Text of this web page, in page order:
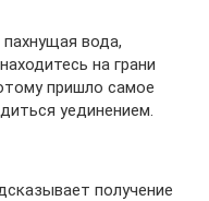
вода,
на грани
пришло самое
уединением.
получение